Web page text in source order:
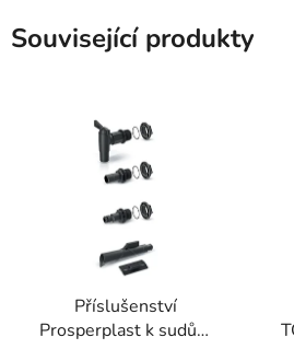
Související produkty
Příslušenství
Prosperplast k sudům